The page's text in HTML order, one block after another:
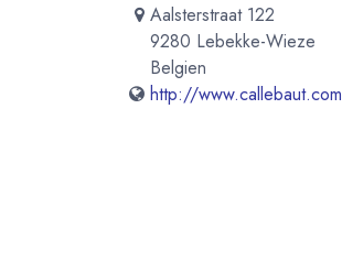
Aalsterstraat 122
9280 Lebekke-Wieze
Belgien
http://www.callebaut.com